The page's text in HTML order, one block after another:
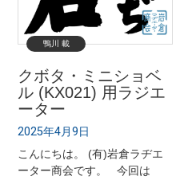
鴨川 載
クボタ・ミニショベ
ル (KX021) 用ラジエ
ーター
2025年4月9日
こんにちは。 (有)岩倉ラヂエ
ーター商会です。 今回は